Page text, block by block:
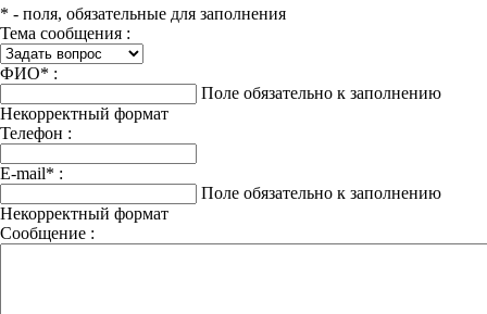
* - поля, обязательные для заполнения
Тема сообщения :
ФИО* :
Поле обязательно к заполнению
Некорректный формат
Телефон :
E-mail* :
Поле обязательно к заполнению
Некорректный формат
Сообщение :